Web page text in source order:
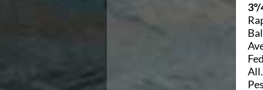
GUG
Designazioni Arbitrali